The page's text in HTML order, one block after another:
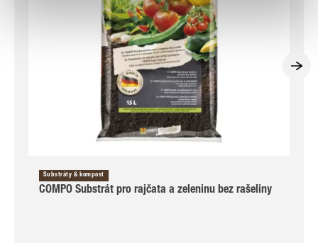
Substráty & kompost
COMPO Substrát pro rajčata a zeleninu bez rašeliny